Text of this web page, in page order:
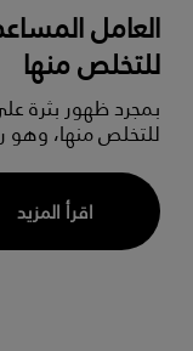
العامل
للتخلص منها
بمجرد ظهور بثرة
للتخلص منها،
اقرأ المزيد